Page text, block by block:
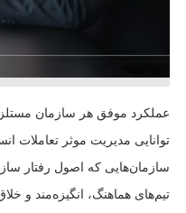
عملکرد موفق هر سازمان
توانایی مدیریت موثر تعاملات
سازمان‌هایی که اصول رفتار
تیم‌های هماهنگ، انگیزه‌مند و